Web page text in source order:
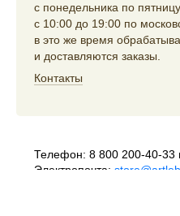
с понедельника по
с 10:00 до 19:00 по
в это же время
и доставляются заказы.
Контакты
Телефон: 8 800 200-40-33
Электропочта: